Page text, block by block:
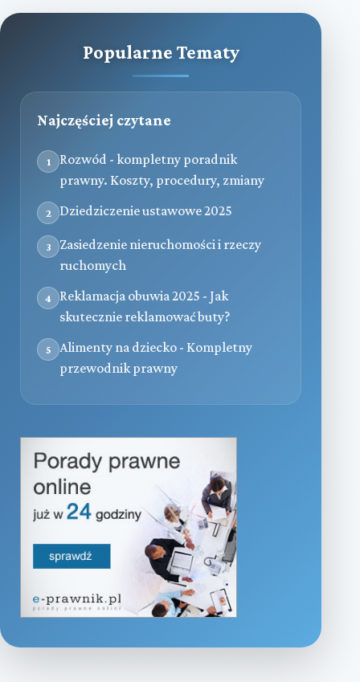
Popularne Tematy
Najczęściej czytane
1
Rozwód - kompletny poradnik
prawny. Koszty, procedury, zmiany
2 Dziedziczenie ustawowe 2025
3
Zasiedzenie nieruchomości i rzeczy
ruchomych
4
Reklamacja obuwia 2025 - Jak
skutecznie reklamować buty?
5
Alimenty na dziecko - Kompletny
przewodnik prawny